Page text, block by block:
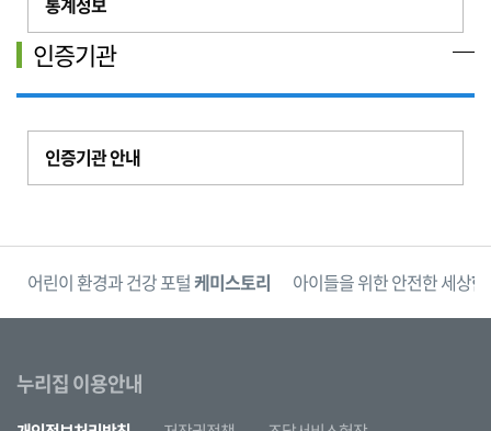
인증기관
인증기관 안내
어린이 환경과 건강 포털케미스토리 아이들을 위한 안전한 세상
누리집 이용안내